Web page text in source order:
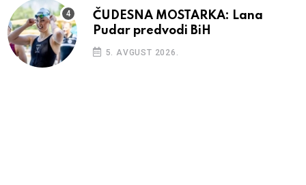
ČUDESNA MOSTARKA: Lana
Pudar predvodi BiH
5. AVGUST 2026.